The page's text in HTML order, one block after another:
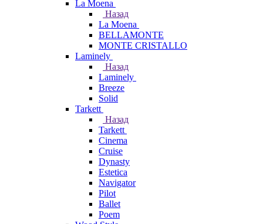
La Moena
Назад
La Moena
BELLAMONTE
MONTE CRISTALLO
Laminely
Назад
Laminely
Breeze
Solid
Tarkett
Назад
Tarkett
Cinema
Cruise
Dynasty
Estetica
Navigator
Pilot
Ballet
Poem